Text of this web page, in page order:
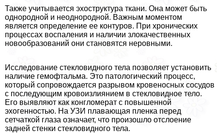
Также учитывается эхоструктура ткани. Она может быть
однородной и неоднородной. Важным моментом
является определение ее контуров. При хронических
процессах воспаления и наличии злокачественных
новообразований они становятся неровными.
Исследование стекловидного тела позволяет установить
наличие гемофтальма. Это патологический процесс,
который сопровождается разрывом кровеносных сосудов
с последующим кровоизлиянием в стекловидное тело.
Его выявляют как конгломерат с повышенной
эхогенностью. На УЗИ плавающая пленка перед
сетчаткой глаза означает, что произошло отслоение
задней стенки стекловидного тела.